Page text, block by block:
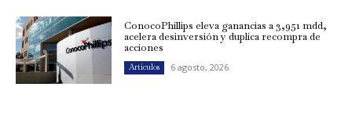
ConocoPhillips eleva ganancias a 3,951 mdd,
acelera desinversión y duplica recompra de
acciones
Artículos 6 agosto, 2026